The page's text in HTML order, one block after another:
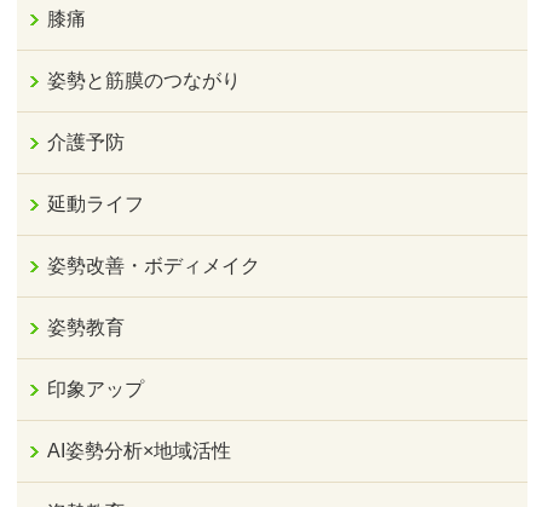
膝痛
姿勢と筋膜のつながり
介護予防
延動ライフ
姿勢改善・ボディメイク
姿勢教育
印象アップ
AI姿勢分析×地域活性